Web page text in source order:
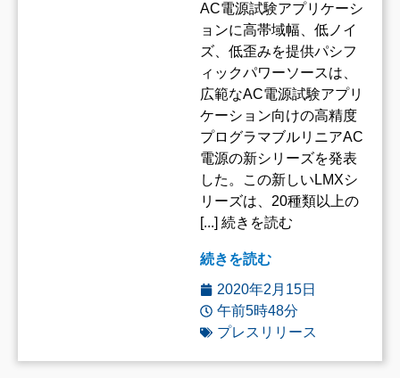
AC電源試験アプリケーシ
ョンに高帯域幅、低ノイ
ズ、低歪みを提供パシフ
ィックパワーソースは、
広範なAC電源試験アプリ
ケーション向けの高精度
プログラマブルリニアAC
電源の新シリーズを発表
した。この新しいLMXシ
リーズは、20種類以上の
[...] 続きを読む
続きを読む
2020年2月15日
午前5時48分
プレスリリース